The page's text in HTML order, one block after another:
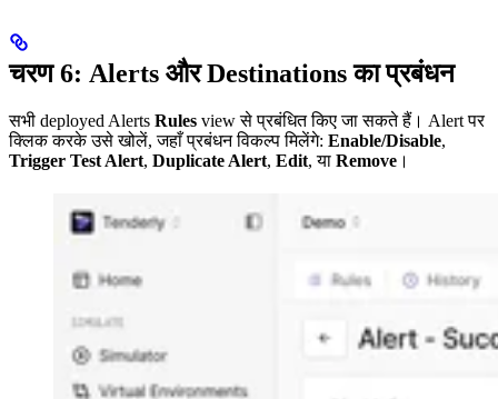
चरण 6: Alerts और Destinations का प्रबंधन
सभी deployed Alerts Rules view से प्रबंधित किए जा सकते हैं। Alert पर
क्लिक करके उसे खोलें, जहाँ प्रबंधन विकल्प मिलेंगे: Enable/Disable,
Trigger Test Alert, Duplicate Alert, Edit, या Remove ।